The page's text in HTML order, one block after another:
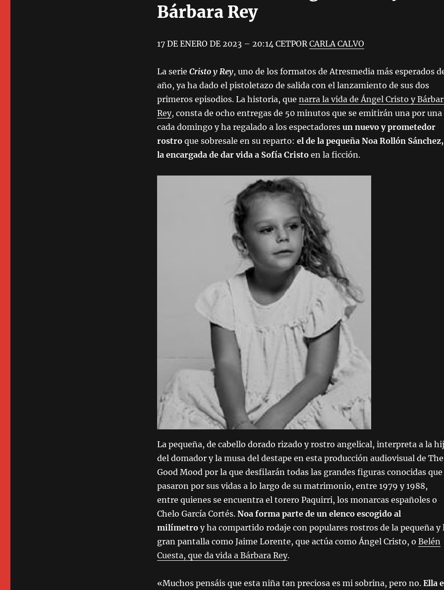
Bárbara Rey
17 DE ENERO DE 2023 – 20:14 CETPORCARLA CALVO
La serie Cristo y Rey, uno de los formatos de Atresmedia más esperados
año, ya ha dado el pistoletazo de salida con el lanzamiento de sus dos
primeros episodios. La historia, que narra la vida de Ángel Cristo y
Rey, consta de ocho entregas de 50 minutos que se emitirán una por una
cada domingo y ha regalado a los espectadores un nuevo y prometedor
rostro que sobresale en su reparto: el de la pequeña Noa Rollón Sánchez,
la encargada de dar vida a Sofía Cristoen la ficción.
La pequeña, de cabello dorado rizado y rostro angelical, interpreta a la
del domador y la musa del destape en esta producción audiovisual de The
Good Mood por la que desfilarán todas las grandes figuras conocidas que
pasaron por sus vidas a lo largo de su matrimonio, entre 1979 y 1988,
entre quienes se encuentra el torero Paquirri, los monarcas españoles o
Chelo García Cortés. Noa forma parte de un elenco escogido al
milímetroy ha compartido rodaje con populares rostros de la pequeña y
gran pantalla como Jaime Lorente, que actúa como Ángel Cristo, o Belén
Cuesta, que da vida a Bárbara Rey.
«Muchos pensáis que esta niña tan preciosa es mi sobrina, pero no.Ella